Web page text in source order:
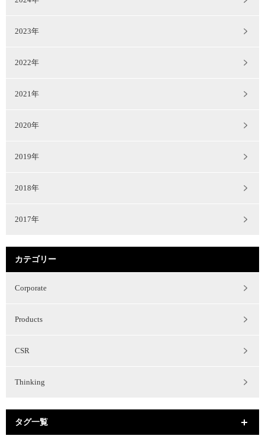
2023年
2022年
2021年
2020年
2019年
2018年
2017年
カテゴリー
Corporate
Products
CSR
Thinking
タグ一覧